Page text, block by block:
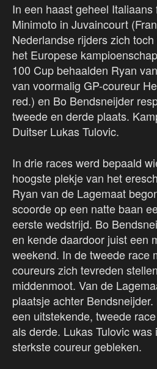
In een haast geheel
Minimoto in Juvaincourt
Nederlandse rijders zich
het Europese
100 Cup behaalden Ryan
van voormalig GP-coureur
red.) en Bo Bendsneijder
tweede en derde plaats.
Duitser Lukas Tulovic.
In drie races werd bepaald
hoogste plekje van het
Ryan van de Lagemaat
scoorde op een natte baan
eerste wedstrijd. Bo
en kende daardoor juist een
weekend. In de tweede race
coureurs zich tevreden
middenmoot. Van de
plaatsje achter
een uitstekende, tweede
als derde. Lukas Tulovic
sterkste coureur gebleken.